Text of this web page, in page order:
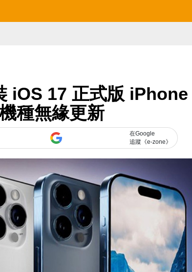
iOS 17 正式版 iPhone
種無緣更新
在Google
追蹤《e-zone》